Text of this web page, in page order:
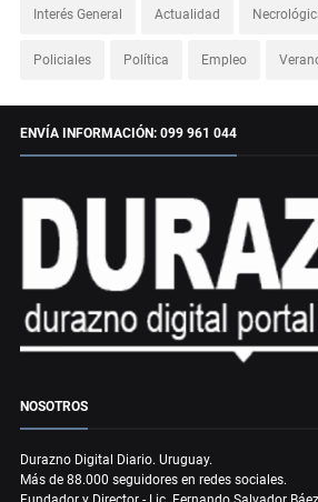
Interés General Actualidad
Policiales Política Empleo
ENVÍA INFORMACIÓN: 099 961 044
NOSOTROS
Durazno Digital Diario. Uruguay.
Más de 88.000 seguidores en redes sociales.